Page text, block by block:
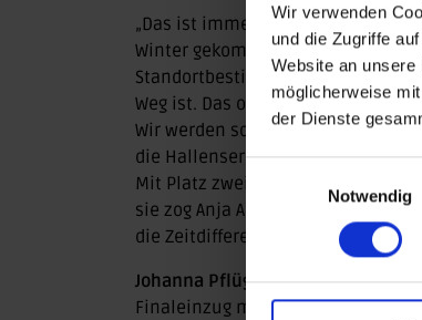
Wir verwenden
und die Zugriffe
Website an
möglicherweise
der Dienste
Notwendig
„Das ist immer spannend und
Winter gekommen und wo steht
Standortbestimmung. Wir sehen,
Weg ist. Das optimierte
Wir werden so weitermachen und
die HallenserinAnja Adlerihr
Mit Platz zwei im Vorlauf hinter
sie zog Anja Adler direkt ins
die Zeitdifferenz auf 4.05
Johanna Pflügner(HKC 54), die
Finaleinzug mit Rang vier um